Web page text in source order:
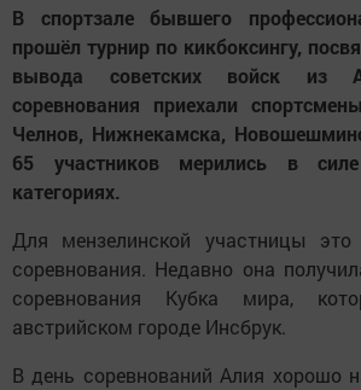
В спортзале бывшего
прошёл турнир по кикбоксингу,
вывода советских войск из
соревнования приехали
Челнов, Нижнекамска,
65 участников мерились в
категориях.
Для мензелинской участницы
соревнования. Недавно она
соревнования Кубка мира,
австрийском городе Инсбрук.
В день соревнований Алия хорошо